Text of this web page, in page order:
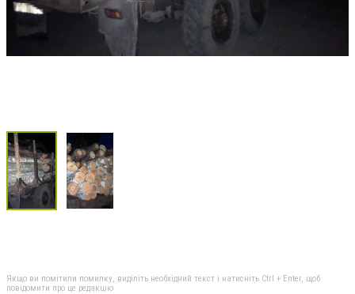
Якщо ви помітили помилку, виділіть необхідний текст і натисніть Ctrl + Enter, щоб
повідомити про це редакцію